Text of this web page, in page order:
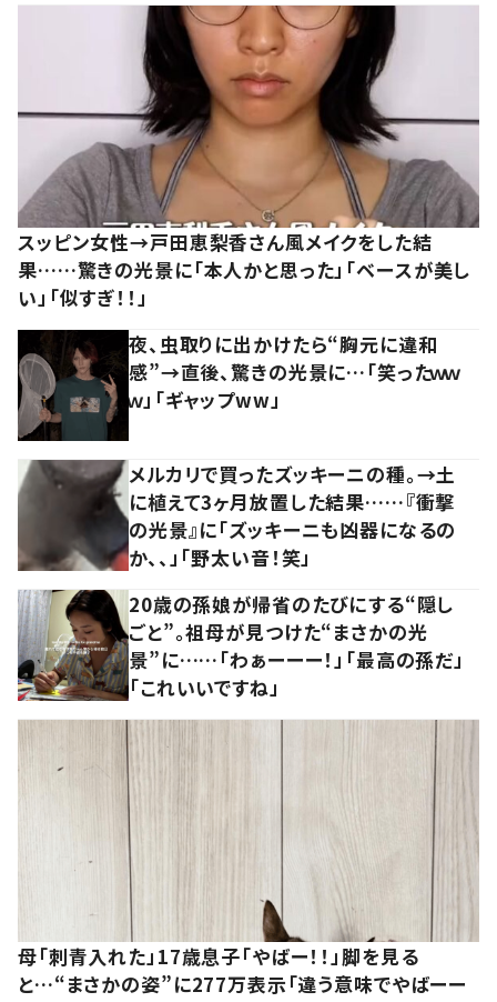
スッピン女性→戸田恵梨香さん風メイクをした結
果……驚きの光景に「本人かと思った」「ベースが美し
い」「似すぎ！！」
夜、虫取りに出かけたら“胸元に違和
感”→直後、驚きの光景に…「笑ったｗｗ
ｗ」「ギャップww」
メルカリで買ったズッキーニの種。→土
に植えて3ヶ月放置した結果……『衝撃
の光景』に「ズッキーニも凶器になるの
か、、」「野太い音！笑」
20歳の孫娘が帰省のたびにする“隠し
ごと”。祖母が見つけた“まさかの光
景”に……「わぁーーー！」「最高の孫だ」
「これいいですね」
母「刺青入れた」17歳息子「やばー！！」脚を見る
と…“まさかの姿”に277万表示「違う意味でやばーー